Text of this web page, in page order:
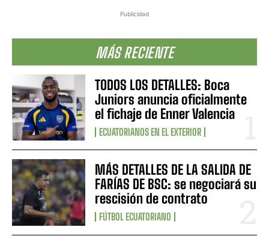
Publicidad
MÁS RECIENTE
TODOS LOS DETALLES: Boca
Juniors anuncia oficialmente
el fichaje de Enner Valencia
ECUATORIANOS EN EL EXTERIOR
MÁS DETALLES DE LA SALIDA DE
FARÍAS DE BSC: se negociará su
rescisión de contrato
FÚTBOL ECUATORIANO